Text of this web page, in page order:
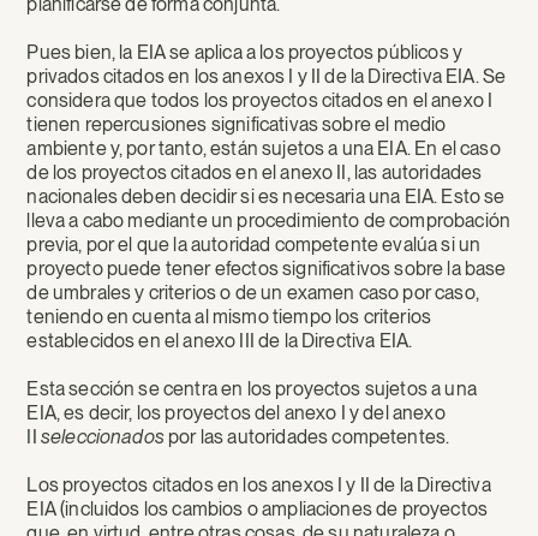
planificarse de forma conjunta.
Pues bien, la EIA se aplica a los proyectos públicos y
privados citados en los anexos I y II de la Directiva EIA. Se
considera que todos los proyectos citados en el anexo I
tienen repercusiones significativas sobre el medio
ambiente y, por tanto, están sujetos a una EIA. En el caso
de los proyectos citados en el anexo II, las autoridades
nacionales deben decidir si es necesaria una EIA. Esto se
lleva a cabo mediante un procedimiento de comprobación
previa, por el que la autoridad competente evalúa si un
proyecto puede tener efectos significativos sobre la base
de umbrales y criterios o de un examen caso por caso,
teniendo en cuenta al mismo tiempo los criterios
establecidos en el anexo III de la Directiva EIA.
Esta sección se centra en los proyectos sujetos a una
EIA, es decir, los proyectos del anexo I y del anexo
seleccionados por las autoridades competentes.
Los proyectos citados en los anexos I y II de la Directiva
EIA (incluidos los cambios o ampliaciones de proyectos